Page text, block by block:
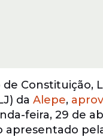
de Constituição,
da Alepe,
feira, 29 de
apresentado